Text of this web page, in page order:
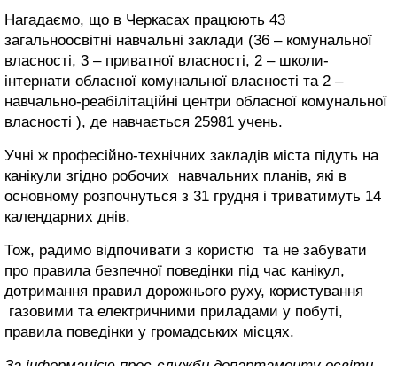
Нагадаємо, що в Черкасах працюють 43
загальноосвітні навчальні заклади (36 – комунальної
власності, 3 – приватної власності, 2 – школи-
інтернати обласної комунальної власності та 2 –
навчально-реабілітаційні центри обласної комунальної
власності ), де навчається 25981 учень.
Учні ж професійно-технічних закладів міста підуть на
канікули згідно робочих навчальних планів, які в
основному розпочнуться з 31 грудня і триватимуть 14
календарних днів.
Тож, радимо відпочивати з користю та не забувати
про правила безпечної поведінки під час канікул,
дотримання правил дорожнього руху, користування
газовими та електричними приладами у побуті,
правила поведінки у громадських місцях.